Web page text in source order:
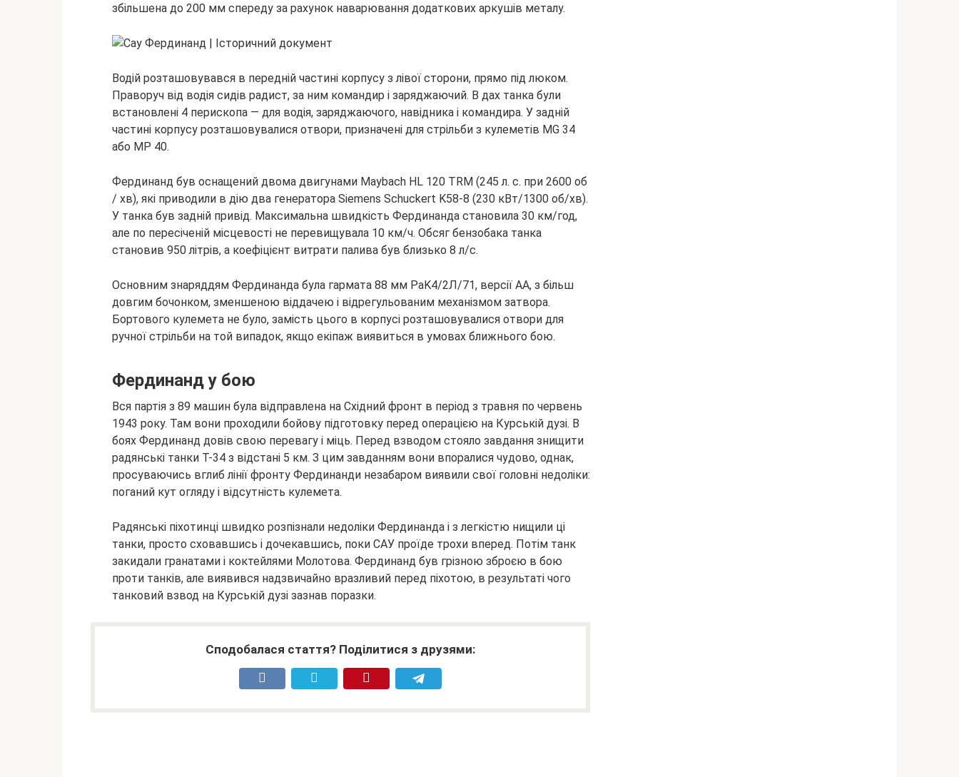
збільшена до 200 мм спереду за рахунок наварювання додаткових аркушів металу.
Водій розташовувався в передній частині корпусу з лівої сторони, прямо під люком.
Праворуч від водія сидів радист, за ним командир і заряджаючий. В дах танка були
встановлені 4 перископа — для водія, заряджаючого, навідника і командира. У задній
частині корпусу розташовувалися отвори, призначені для стрільби з кулеметів MG 34
або MP 40.
Фердинанд був оснащений двома двигунами Maybach HL 120 TRM (245 л. с. при 2600 об
/ хв), які приводили в дію два генератора Siemens Schuckert K58-8 (230 кВт/1300 об/хв).
У танка був задній привід. Максимальна швидкість Фердинанда становила 30 км/год,
але по пересіченій місцевості не перевищувала 10 км/ч. Обсяг бензобака танка
становив 950 літрів, а коефіцієнт витрати палива був близько 8 л/с.
Основним знаряддям Фердинанда була гармата 88 мм PaK4/2Л/71, версії АА, з більш
довгим бочонком, зменшеною віддачею і відрегульованим механізмом затвора.
Бортового кулемета не було, замість цього в корпусі розташовувалися отвори для
ручної стрільби на той випадок, якщо екіпаж виявиться в умовах ближнього бою.
Фердинанд у бою
Вся партія з 89 машин була відправлена на Східний фронт в період з травня по червень
1943 року. Там вони проходили бойову підготовку перед операцією на Курській дузі. В
боях Фердинанд довів свою перевагу і міць. Перед взводом стояло завдання знищити
радянські танки Т-34 з відстані 5 км. З цим завданням вони впоралися чудово, однак,
просуваючись вглиб лінії фронту Фердинанди незабаром виявили свої головні недоліки:
поганий кут огляду і відсутність кулемета.
Радянські піхотинці швидко розпізнали недоліки Фердинанда і з легкістю нищили ці
танки, просто сховавшись і дочекавшись, поки САУ проїде трохи вперед. Потім танк
закидали гранатами і коктейлями Молотова. Фердинанд був грізною зброєю в бою
проти танків, але виявився надзвичайно вразливий перед піхотою, в результаті чого
танковий взвод на Курській дузі зазнав поразки.
Сподобалася стаття? Поділитися з друзями: